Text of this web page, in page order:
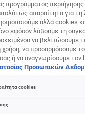
είναι οι
προγράμματος
απαραίτητα για τη
άλλα cookies
εφόσον λάβουμε τη
να βελτιώσουμε
χρήση, να προσαρμόσουμε
ή να αναγνωρίσουμε
προφίλ με τα
προτάσεις. Μπορείτε να
ή να ρυθμίσετε και να
(«Αποθήκευση επιλογών»).
Προσωπικών
cookies